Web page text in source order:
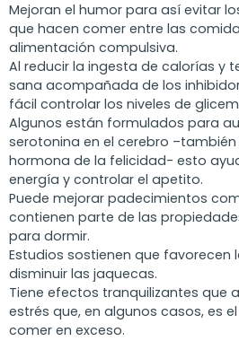
Mejoran el humor para así evitar
que hacen comer entre las
alimentación compulsiva.
Al reducir la ingesta de calorías y
sana acompañada de los
fácil controlar los niveles de
Algunos están formulados para
serotonina en el cerebro
hormona de la felicidad- esto
energía y controlar el apetito.
Puede mejorar padecimientos
contienen parte de las
para dormir.
Estudios sostienen que
disminuir las jaquecas.
Tiene efectos tranquilizantes que
estrés que, en algunos casos, es
comer en exceso.